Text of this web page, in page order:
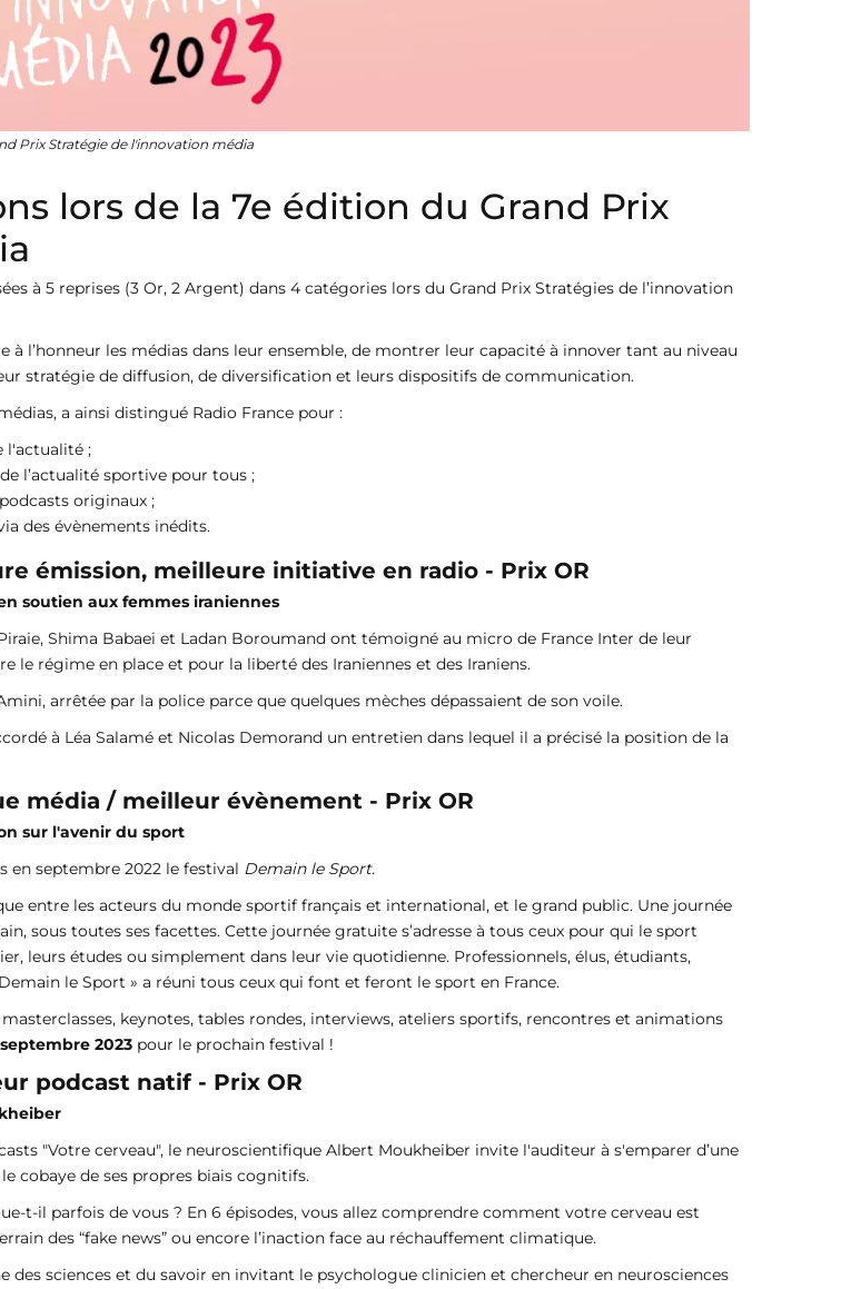
Prix Stratégie de l'innovation média
lors de la 7e édition du Grand Prix
à 5 reprises (3 Or, 2 Argent) dans 4 catégories lors du Grand Prix Stratégies de l’innovation
l’honneur les médias dans leur ensemble, de montrer leur capacité à innover tant au niveau
stratégie de diffusion, de diversification et leurs dispositifs de communication.
a ainsi distingué Radio France pour :
l'actualité ;
l’actualité sportive pour tous ;
originaux ;
des évènements inédits.
émission, meilleure initiative en radio - Prix OR
soutien aux femmes iraniennes
Shima Babaei et Ladan Boroumand ont témoigné au micro de France Inter de leur
régime en place et pour la liberté des Iraniennes et des Iraniens.
arrêtée par la police parce que quelques mèches dépassaient de son voile.
à Léa Salamé et Nicolas Demorand un entretien dans lequel il a précisé la position de la
média / meilleur évènement - Prix OR
sur l'avenir du sport
en septembre 2022 le festival Demain le Sport.
entre les acteurs du monde sportif français et international, et le grand public. Une journée
sous toutes ses facettes. Cette journée gratuite s’adresse à tous ceux pour qui le sport
leurs études ou simplement dans leur vie quotidienne. Professionnels, élus, étudiants,
le Sport » a réuni tous ceux qui font et feront le sport en France.
keynotes, tables rondes, interviews, ateliers sportifs, rencontres et animations
2023 pour le prochain festival !
podcast natif - Prix OR
"Votre cerveau", le neuroscientifique Albert Moukheiber invite l'auditeur à s'emparer d’une
cobaye de ses propres biais cognitifs.
t-il parfois de vous ? En 6 épisodes, vous allez comprendre comment votre cerveau est
des “fake news” ou encore l’inaction face au réchauffement climatique.
des sciences et du savoir en invitant le psychologue clinicien et chercheur en neurosciences